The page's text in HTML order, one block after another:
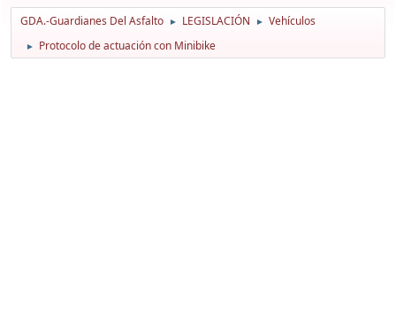
GDA.-Guardianes Del Asfalto ► LEGISLACIÓN ► Vehículos
► Protocolo de actuación con Minibike